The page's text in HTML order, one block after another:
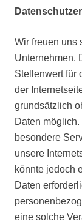
über
lernen
oder
überhaupt
erst
mal
in
das
Thema
einzusteigen.
Wir freuen uns
Unternehmen.
Stellenwert für
der
grundsätzlich
Daten
besondere
unsere
könnte jedoch
Daten
eine solche